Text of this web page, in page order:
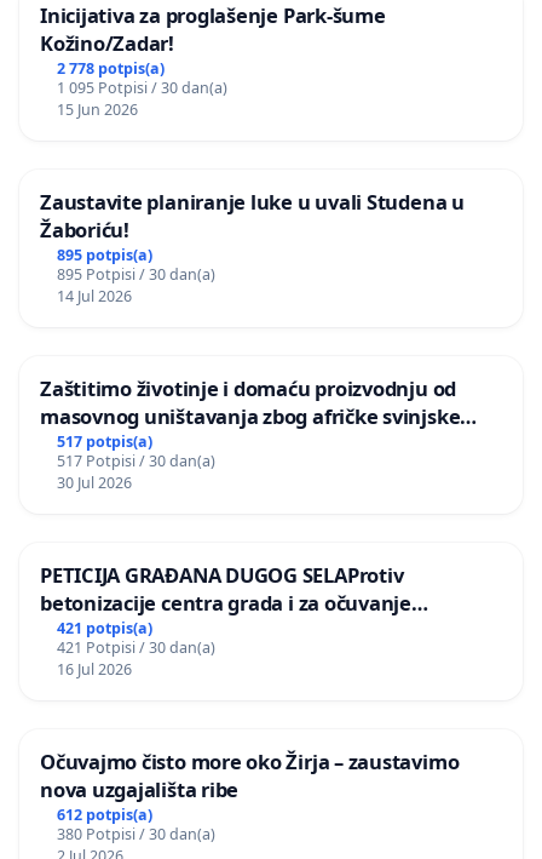
Inicijativa za proglašenje Park-šume
Kožino/Zadar!
2 778 potpis(a)
1 095 Potpisi / 30 dan(a)
15 Jun 2026
Zaustavite planiranje luke u uvali Studena u
Žaboriću!
895 potpis(a)
895 Potpisi / 30 dan(a)
14 Jul 2026
Zaštitimo životinje i domaću proizvodnju od
masovnog uništavanja zbog afričke svinjske
kuge
517 potpis(a)
517 Potpisi / 30 dan(a)
30 Jul 2026
PETICIJA GRAĐANA DUGOG SELAProtiv
betonizacije centra grada i za očuvanje
postojećih zelenih površina i odraslih stabala pri
donošenju izmjena urbanističkog plana
421 potpis(a)
421 Potpisi / 30 dan(a)
16 Jul 2026
Očuvajmo čisto more oko Žirja – zaustavimo
nova uzgajališta ribe
612 potpis(a)
380 Potpisi / 30 dan(a)